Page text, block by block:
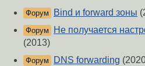
Форум Bind и forward зоны
Форум
Не получается
(2013)
Форум DNS forwarding